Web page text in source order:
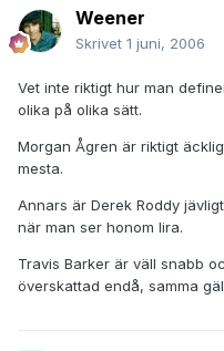
Weener
Skrivet 1 juni, 2006
Vet inte riktigt hur man
olika på olika sätt.
Morgan Ågren är riktigt
mesta.
Annars är Derek Roddy
när man ser honom lira.
Travis Barker är väll snabb
överskattad endå, samma